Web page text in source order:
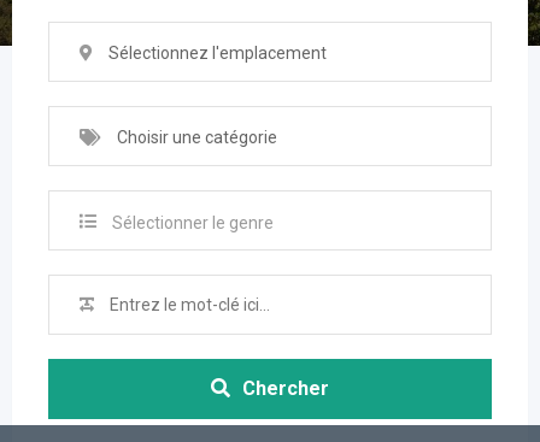
Sélectionnez l'emplacement
Choisir une catégorie
Sélectionner le genre
Chercher